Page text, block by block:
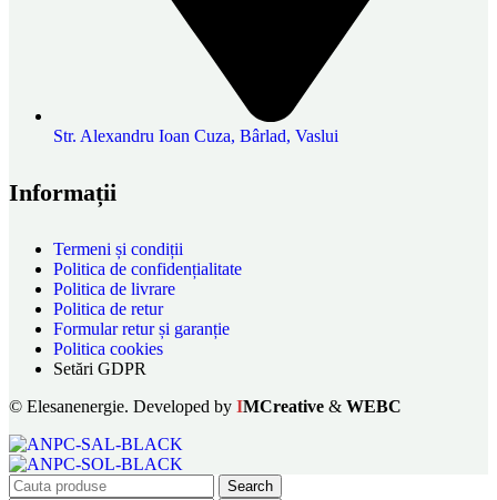
Str. Alexandru Ioan Cuza, Bârlad, Vaslui
Informații
Termeni și condiții
Politica de confidențialitate
Politica de livrare
Politica de retur
Formular retur și garanție
Politica cookies
Setări GDPR
© Elesanenergie. Developed by IMCreative & WEBC
Search